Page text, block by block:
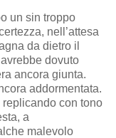
un sin troppo
nell’attesa
da dietro il
dovuto
ancora giunta.
addormentata.
con tono
a
malevolo